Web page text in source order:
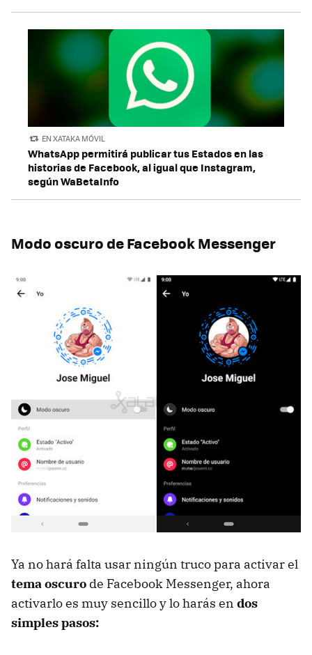
EN XATAKA MÓVIL
WhatsApp permitirá publicar tus Estados en las
historias de Facebook, al igual que Instagram,
según WaBetaInfo
Modo oscuro de Facebook Messenger
Ya no hará falta usar ningún truco para activar el
tema oscuro de Facebook Messenger, ahora
activarlo es muy sencillo y lo harás en dos
simples pasos: